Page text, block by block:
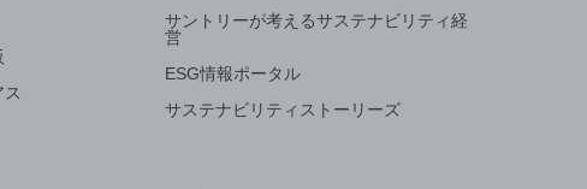
サントリーが考えるサステナビリティ経
営
ESG情報ポータル
サステナビリティストーリーズ